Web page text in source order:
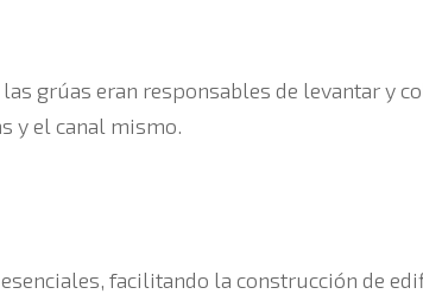
grúas eran responsables de levantar y
y el canal mismo.
facilitando la construcción de